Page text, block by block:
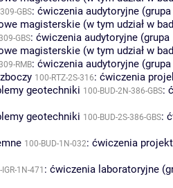
GBS: ćwiczenia audytoryjne (grupa
magisterskie (w tym udział w
GBS: ćwiczenia audytoryjne (grupa
magisterskie (w tym udział w
RMB: ćwiczenia audytoryjne (grupa
100-RTZ-2S-316: ćwiczenia
geotechniki 100-BUD-2N-386-GBS:
geotechniki 100-BUD-2S-386-GBS:
100-BUD-1N-032: ćwiczenia
1N-471 : ćwiczenia laboratoryjne